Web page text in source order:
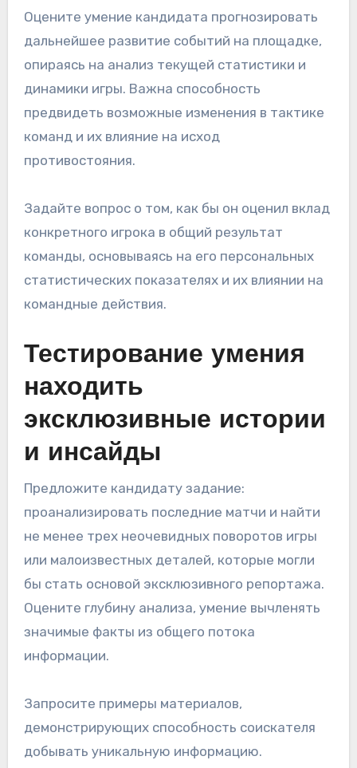
Оцените умение кандидата прогнозировать
дальнейшее развитие событий на площадке,
опираясь на анализ текущей статистики и
динамики игры. Важна способность
предвидеть возможные изменения в тактике
команд и их влияние на исход
противостояния.
Задайте вопрос о том, как бы он оценил вклад
конкретного игрока в общий результат
команды, основываясь на его персональных
статистических показателях и их влиянии на
командные действия.
Тестирование умения
находить
эксклюзивные истории
и инсайды
Предложите кандидату задание:
проанализировать последние матчи и найти
не менее трех неочевидных поворотов игры
или малоизвестных деталей, которые могли
бы стать основой эксклюзивного репортажа.
Оцените глубину анализа, умение вычленять
значимые факты из общего потока
информации.
Запросите примеры материалов,
демонстрирующих способность соискателя
добывать уникальную информацию.